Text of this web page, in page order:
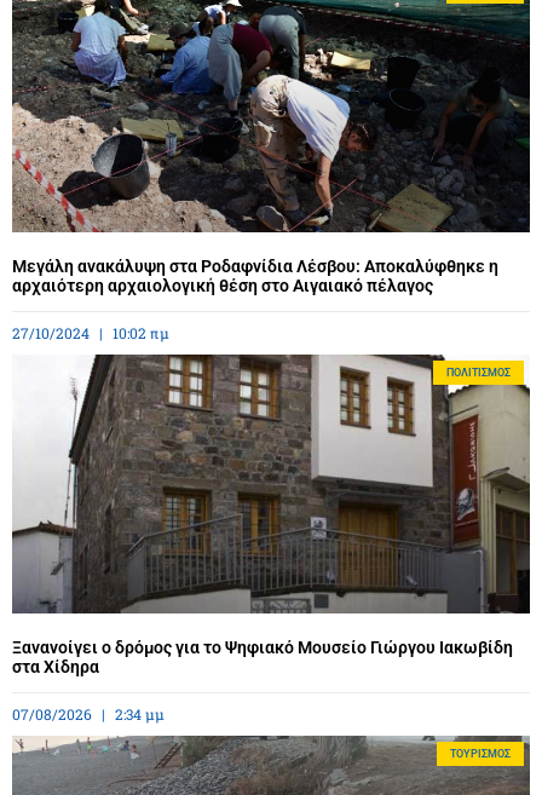
Μεγάλη ανακάλυψη στα Ροδαφνίδια Λέσβου: Αποκαλύφθηκε η
αρχαιότερη αρχαιολογική θέση στο Αιγαιακό πέλαγος
27/10/2024 10:02 πμ
ΠΟΛΙΤΙΣΜΌΣ
Ξανανοίγει ο δρόμος για το Ψηφιακό Μουσείο Γιώργου Ιακωβίδη
στα Χίδηρα
07/08/2026 2:34 μμ
ΤΟΥΡΙΣΜΌΣ